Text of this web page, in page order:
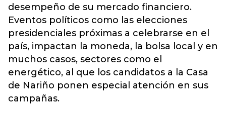
desempeño de su mercado financiero.
Eventos políticos como las elecciones
presidenciales próximas a celebrarse en el
país, impactan la moneda, la bolsa local y en
muchos casos, sectores como el
energético, al que los candidatos a la Casa
de Nariño ponen especial atención en sus
campañas.